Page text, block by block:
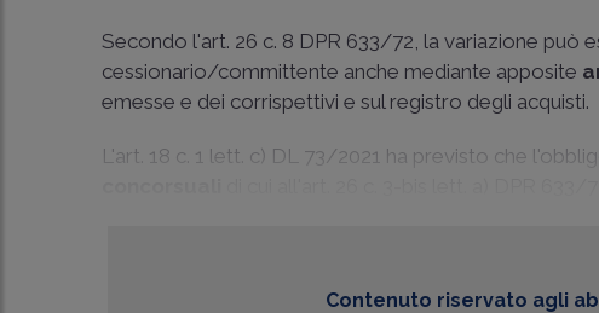
Secondo l'art. 26 c. 8 DPR 633/72, la variazione
cessionario/committente anche mediante apposite
emesse e dei corrispettivi e sul registro degli acquisti.
L'art. 18 c. 1 lett. c) DL 73/2021 ha previsto che
Contenuto riservato agli